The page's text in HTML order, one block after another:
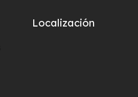
Localización